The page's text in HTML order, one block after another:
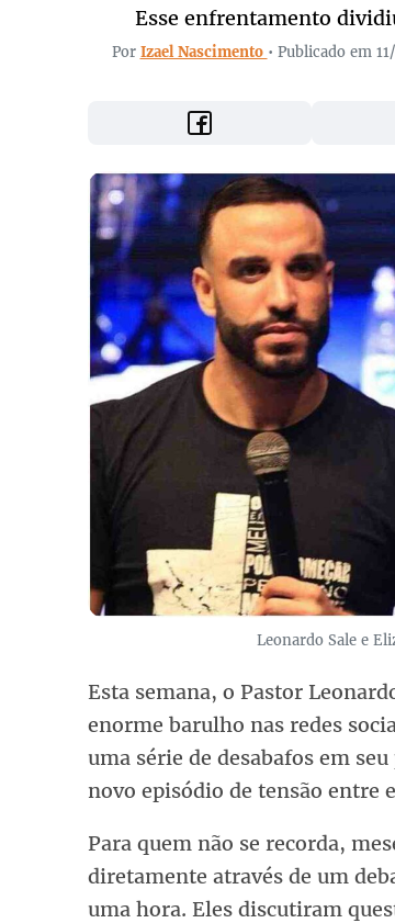
Esse enfrentamento
Por Izael Nascimento • Publicado em
Leonardo Sale e
Esta semana, o Pastor
enorme barulho nas redes
uma série de desabafos em
novo episódio de tensão entre
Para quem não se recorda,
diretamente através de um
uma hora. Eles discutiram